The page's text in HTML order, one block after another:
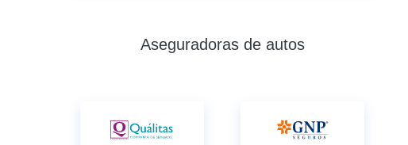
Aseguradoras de autos